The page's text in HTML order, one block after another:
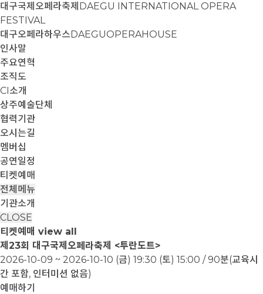
대구국제오페라축제 DAEGU INTERNATIONAL OPERA
FESTIVAL
대구오페라하우스DAEGUOPERAHOUSE
인사말
주요연혁
조직도
CI소개
상주예술단체
협력기관
오시는길
멤버십
공연일정
티켓예매
전체메뉴
기관소개
CLOSE
티켓예매 view all
제23회 대구국제오페라축제 <투란도트>
2026-10-09 ~ 2026-10-10 (금) 19:30 (토) 15:00 / 90분(교육시
간 포함, 인터미션 없음)
예매하기